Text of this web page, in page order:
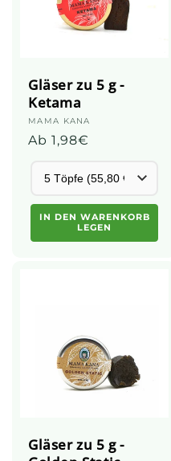
Gläser zu 5 g -
Ketama
Anbieter:
MAMA KANA
Üblicher
Ab 1,98€
IN DEN WARENKORB
LEGEN
Gläser zu 5 g -